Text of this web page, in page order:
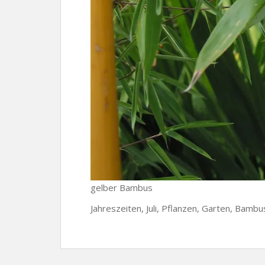
gelber Bambus
Jahreszeiten, Juli, Pflanzen, Garten,